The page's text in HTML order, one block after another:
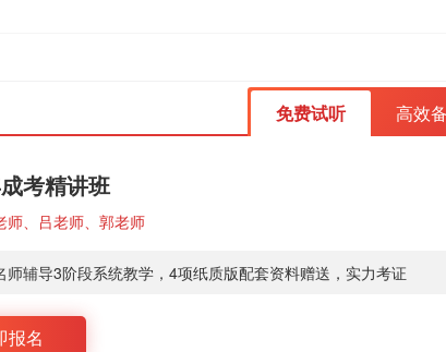
免费试听 高效
考精讲班
师、吕老师、郭老师
师辅导3阶段系统教学，4项纸质版配套资料赠送，实力考证
报名